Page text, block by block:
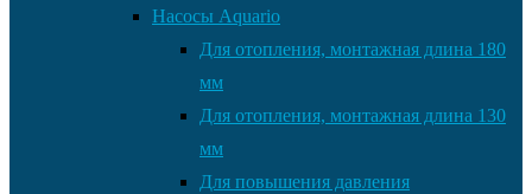
Насосы Aquario
Для отопления, монтажная длина 180
мм
Для отопления, монтажная длина 130
мм
Для повышения давления